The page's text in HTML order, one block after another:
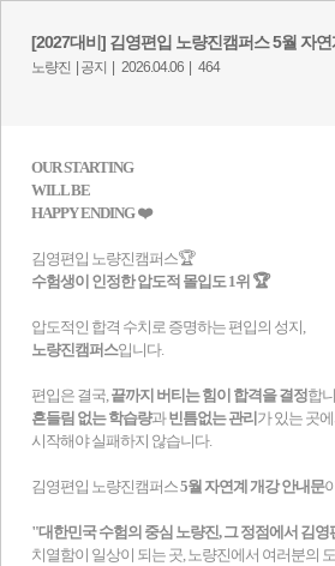
[2027대비] 김영편입 노량진캠퍼스 5월 자연
노량진 | 공지 | 2026.04.06 | 464
​OUR STARTING
WILL BE
HAPPY ENDING ❤️
김영편입 노량진캠퍼스🏆
수험생이 인정한 압도적 몰입도 1위 🏆
압도적인 합격 수치로 증명하는 편입의 성지,
노량진캠퍼스입니다.
편입은 결국,끝까지 버티는 힘이 합격을 결정합
흔들림 없는 학습량과빈틈없는 관리 가 있는 곳
시작해야 실패하지 않습니다.
김영편입 노량진캠퍼스5월 자연계 개강 안내문
"대한민국 수험의 중심 노량진, 그 정점에서 김
치열함이 일상이 되는 곳, 노량진에서 여러분의